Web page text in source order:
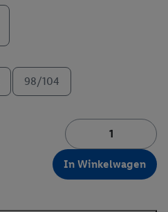
98/104
In Winkelwagen